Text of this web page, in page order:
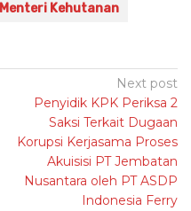
Menteri Kehutanan
Next post
Penyidik KPK Periksa 2
Saksi Terkait Dugaan
Korupsi Kerjasama Proses
Akuisisi PT Jembatan
Nusantara oleh PT ASDP
Indonesia Ferry